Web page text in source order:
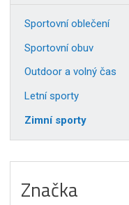
Sportovní oblečení
Sportovní obuv
Outdoor a volný čas
Letní sporty
Zimní sporty
Značka